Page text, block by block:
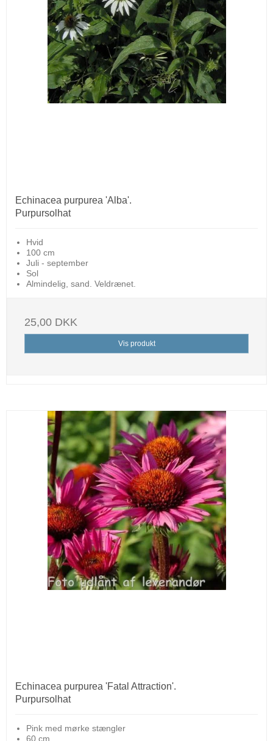
Echinacea purpurea 'Alba'.
Purpursolhat
Hvid
100 cm
Juli - september
Sol
Almindelig, sand. Veldrænet.
25,00 DKK
Vis produkt
Echinacea purpurea 'Fatal Attraction'.
Purpursolhat
Pink med mørke stængler
60 cm